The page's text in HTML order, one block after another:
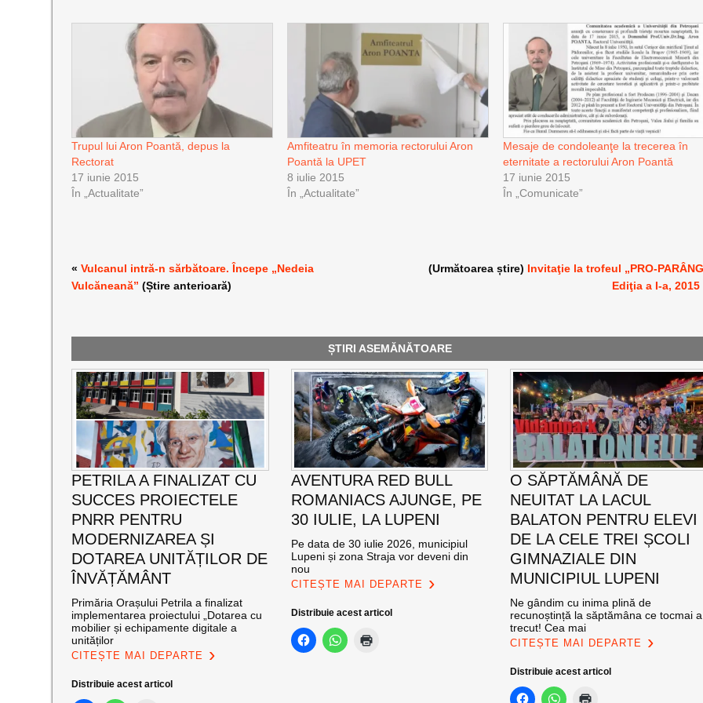
Trupul lui Aron Poantă, depus la
Rectorat
17 iunie 2015
În „Actualitate”
Amfiteatru în memoria rectorului Aron
Poantă la UPET
8 iulie 2015
În „Actualitate”
Mesaje de condoleanţe la trecerea în
eternitate a rectorului Aron Poantă
17 iunie 2015
În „Comunicate”
«Vulcanul intră-n sărbătoare. Începe „Nedeia
Vulcăneană” (Știre anterioară)
(Următoarea știre) Invitaţie la trofeul „PRO-
Ediţia a I-a, 2015
ȘTIRI ASEMĂNĂTOARE
PETRILA A FINALIZAT CU
SUCCES PROIECTELE
PNRR PENTRU
MODERNIZAREA ȘI
DOTAREA UNITĂȚILOR DE
ÎNVĂȚĂMÂNT
Primăria Orașului Petrila a finalizat
implementarea proiectului „Dotarea cu
mobilier și echipamente digitale a
unităților
CITEȘTE MAI DEPARTE
Distribuie acest articol
AVENTURA RED BULL
ROMANIACS AJUNGE, PE
30 IULIE, LA LUPENI
Pe data de 30 iulie 2026, municipiul
Lupeni și zona Straja vor deveni din
nou
CITEȘTE MAI DEPARTE
Distribuie acest articol
O SĂPTĂMÂNĂ DE
NEUITAT LA LACUL
BALATON PENTRU ELEVI
DE LA CELE TREI ȘCOLI
GIMNAZIALE DIN
MUNICIPIUL LUPENI
Ne gândim cu inima plină de
recunoștință la săptămâna ce tocmai a
trecut! Cea mai
CITEȘTE MAI DEPARTE
Distribuie acest articol